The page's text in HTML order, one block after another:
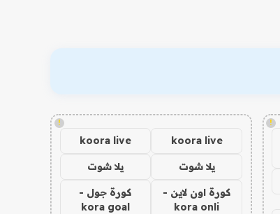
!
!
koora live
koora live
يلا شوت يلا شوت
كورة اون لاين -
kora onli
كورة جول -
kora goal